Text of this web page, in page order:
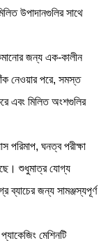
উপাদানগুলির সাথে
কমানোর জন্য এক-কালীন
নেওয়ার পরে, সমস্ত
এবং মিলিত অংশগুলির
পরিমাপ, ঘনত্ব পরীক্ষা
শুধুমাত্র যোগ্য
ব্যাচের জন্য সামঞ্জস্যপূর্ণ
মেশিনটি